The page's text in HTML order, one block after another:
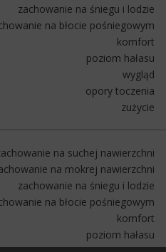
zachowanie na śniegu i lodzie
na błocie pośniegowym
komfort
poziom hałasu
wygląd
opory toczenia
zużycie
na suchej nawierzchni
na mokrej nawierzchni
zachowanie na śniegu i lodzie
na błocie pośniegowym
komfort
poziom hałasu